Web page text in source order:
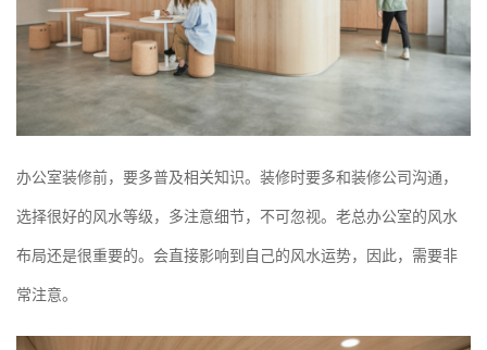
办公室装修前，要多普及相关知识。装修时要多和装修公司沟通，
选择很好的风水等级，多注意细节，不可忽视。老总办公室的风水
布局还是很重要的。会直接影响到自己的风水运势，因此，需要非
常注意。